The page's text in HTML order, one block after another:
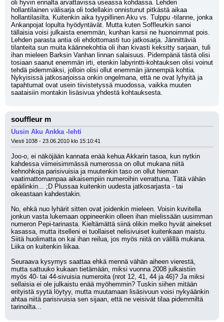
oli hyvin ennalta arvattavissa useassa kohdassa. Lehden
hollantilainen välisarja oli todellakin onnistunut pitkästä aikaa
hollantilasilta. Kuitenkin aika tyypillinen Aku vs. Tulppu -tilanne, jonka
Ankanpojat lopulta hyödyntävät. Mutta kuten Soffleurkin sanoi
tällaisia voisi julkaista enemmän, kunhan karsii ne huonoimmat pois.
Lehden parasta antia oli ehdottomasti tuo jatkosarja. Jännittäviä
tilanteita sun muita käännekohtia oli ihan kivasti keksitty sarjaan, tuli
ihan mieleen Barksin Vanhan linnan salaisuus. Pidempänä tästä olisi
tosiaan saanut enemmän irti, etenkin labyrintti-kohtauksen olisi voinut
tehdä pidemmäksi, jolloin olisi ollut enemmän jännempiä kohtia.
Nykyisissä jatkosarjoissa onkin ongelmana, että ne ovat lyhyitä ja
tapahtumat ovat usein tiivistetyssä muodossa, vaikka muuten
saataisiin montakin lisäsivua yhdestä kohtauksesta.
souffleur m
Uusin Aku Ankka -lehti
Viesti 1038 - 23.06.2010 klo 15:10:41
Joo-o, ei näköjään kannata enää kehua Akkarin tasoa, kun nytkin
kahdessa viimeisimmässä numerossa on ollut mukana niitä
kehnohkoja parisivuisia ja muutenkin taso on ollut hieman
vaatimattomampaa aikaisempiin numeroihin verrattuna. Tätä vähän
epäilinkin... ;D Plussaa kuitenkin uudesta jatkosarjasta - tai
oikeastaan kahdestakin.
No, ehkä nuo lyhärit sitten ovat joidenkin mieleen. Voisin kuvitella
jonkun vasta lukemaan oppineenkin olleen ihan mielissään uusimman
numeron Pepi-tarinasta. Kieltämättä siinä olikin melko hyvät ainekset
kasassa, mutta itselleni ei tuollaiset nelisivuiset kuitenkaan maistu.
Siitä huolimatta on kai ihan reilua, jos myös niitä on välillä mukana.
Liika on kuitenkin liikaa.
Seuraava kysymys saattaa ehkä mennä vähän aiheen vierestä,
mutta sattuuko kukaan tietämään, miksi vuonna 2008 julkaistiin
myös 40- tai 44-sivuisia numeroita (nrot 12, 41, 44 ja 46)? Ja miksi
sellaisia ei ole julkaistu enää myöhemmin? Tuskin siihen mitään
erityistä syytä löytyy, mutta muutamaan lisäsivuun voisi nykyäänkin
ahtaa niitä parisivuisia sen sijaan, että ne veisivät tilaa pidemmiltä
tarinoilta...